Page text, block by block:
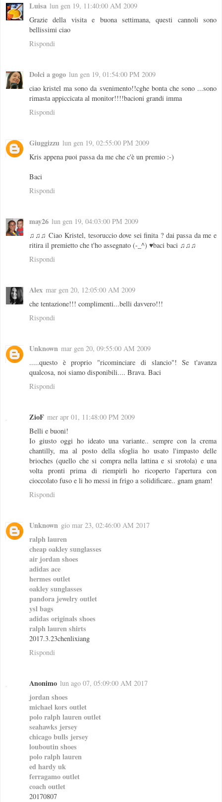
Luisa lun gen 19, 11:40:00 AM 2009
Grazie della visita e buona settimana, questi cannoli sono
bellissimi ciao
Rispondi
Dolci a gogo lun gen 19, 01:54:00 PM 2009
ciao kristel ma sono da svenimento!!cghe bonta che sono ...sono
rimasta appiccicata al monitor!!!!bacioni grandi imma
Rispondi
Giuggizzu lun gen 19, 02:55:00 PM 2009
Kris appena puoi passa da me che c'è un premio :-)
Baci
Rispondi
may26 lun gen 19, 04:03:00 PM 2009
♫♫♫ Ciao Kristel, tesoruccio dove sei finita ? dai passa da me e
ritira il premietto che t'ho assegnato (-_^) ♥baci baci ♫♫♫
Rispondi
Alex mar gen 20, 12:05:00 AM 2009
che tentazione!!! complimenti...belli davvero!!!
Rispondi
Unknown mar gen 20, 09:55:00 AM 2009
.....questo è proprio "ricominciare di slancio"! Se t'avanza
qualcosa, noi siamo disponibili.... Brava. Baci
Rispondi
ZioF mer apr 01, 11:48:00 PM 2009
Belli e buoni!
Io giusto oggi ho ideato una variante.. sempre con la crema
chantilly, ma al posto della sfoglia ho usato l'impasto delle
brioches (quello che si compra nella lattina e si srotola) e una
volta pronti prima di riempirli ho ricoperto l'apertura con
cioccolato fuso e li ho messi in frigo a solidificare.. gnam gnam!
Rispondi
Unknown gio mar 23, 02:46:00 AM 2017
ralph lauren
cheap oakley sunglasses
air jordan shoes
adidas ace
hermes outlet
oakley sunglasses
pandora jewelry outlet
ysl bags
adidas originals shoes
ralph lauren shirts
2017.3.23chenlixiang
Rispondi
Anonimo lun ago 07, 05:09:00 AM 2017
jordan shoes
michael kors outlet
polo ralph lauren outlet
seahawks jersey
chicago bulls jersey
louboutin shoes
polo ralph lauren
ed hardy uk
ferragamo outlet
coach outlet
20170807